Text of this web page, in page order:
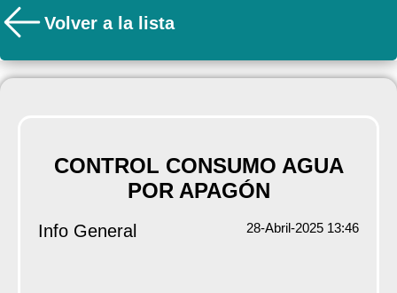
Volver a la lista
CONTROL CONSUMO AGUA
POR APAGÓN
Info General 28-Abril-2025 13:46